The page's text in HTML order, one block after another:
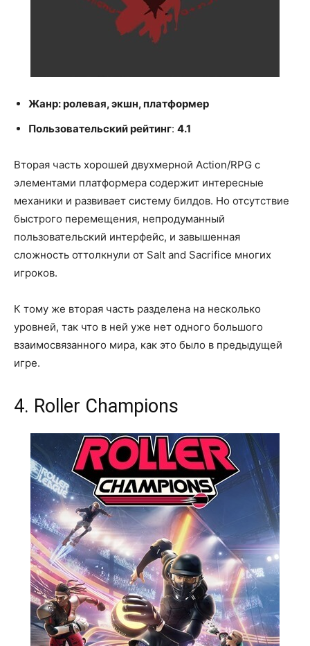
Жанр: ролевая, экшн, платформер
Пользовательский рейтинг: 4.1
Вторая часть хорошей двухмерной Action/RPG с
элементами платформера содержит интересные
механики и развивает систему билдов. Но отсутствие
быстрого перемещения, непродуманный
пользовательский интерфейс, и завышенная
сложность оттолкнули от Salt and Sacrifice многих
игроков.
К тому же вторая часть разделена на несколько
уровней, так что в ней уже нет одного большого
взаимосвязанного мира, как это было в предыдущей
игре.
4. Roller Champions